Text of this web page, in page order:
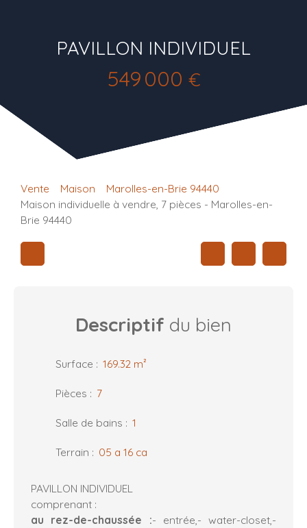
PAVILLON INDIVIDUEL
549 000 €
Vente Maison
Marolles-en-Brie 94440
Maison individuelle à vendre, 7 pièces - Marolles-en-
Brie 94440
Descriptif du bien
Surface : 169.32 m²
Pièces : 7
Salle de bains : 1
Terrain : 05 a 16 ca
PAVILLON INDIVIDUEL
comprenant :
au rez-de-chaussée :- entrée,- water-closet,-